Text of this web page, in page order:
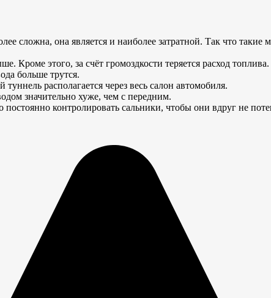
сложна, она является и наиболее затратной. Так что
Кроме этого, за счёт громоздкости теряется расход топлива.
больше трутся.
располагается через весь салон автомобиля.
значительно хуже, чем с передним.
контролировать сальники, чтобы они вдруг не